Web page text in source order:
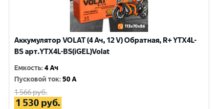
Аккумулятор VOLAT (4 Ач, 12 V) Обратная, R+ YTX4L-
BS арт.YTX4L-BS(iGEL)Volat
Емкость:4 Ач
Пусковой ток:50 A
1 566руб.
1 530 руб.